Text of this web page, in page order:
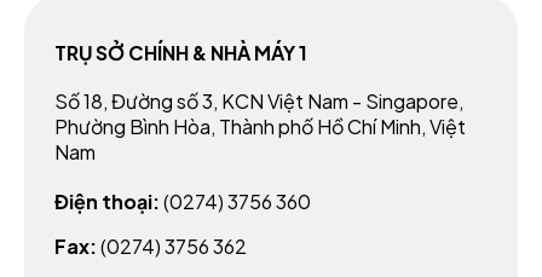
TRỤ SỞ CHÍNH & NHÀ MÁY 1
Số 18, Đường số 3, KCN Việt Nam - Singapore,
Phường Bình Hòa, Thành phố Hồ Chí Minh, Việt
Nam
Điện thoại:(0274) 3756 360
Fax:(0274) 3756 362